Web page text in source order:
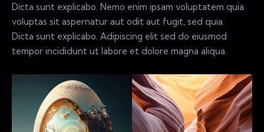
Dicta sunt explicabo. Nemo enim ipsam voluptatem quia
voluptas sit aspernatur aut odit aut fugit, sed quia.
Dicta sunt explicabo. Adipiscing elit sed do eiusmod
tempor incididunt ut labore et dolore magna aliqua.